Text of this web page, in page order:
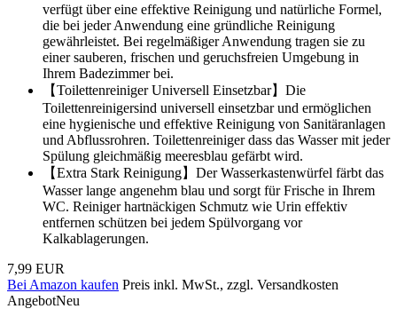
verfügt über eine effektive Reinigung und natürliche Formel,
die bei jeder Anwendung eine gründliche Reinigung
gewährleistet. Bei regelmäßiger Anwendung tragen sie zu
einer sauberen, frischen und geruchsfreien Umgebung in
Ihrem Badezimmer bei.
【Toilettenreiniger Universell Einsetzbar】Die
Toilettenreinigersind universell einsetzbar und ermöglichen
eine hygienische und effektive Reinigung von Sanitäranlagen
und Abflussrohren. Toilettenreiniger dass das Wasser mit jeder
Spülung gleichmäßig meeresblau gefärbt wird.
【Extra Stark Reinigung】Der Wasserkastenwürfel färbt das
Wasser lange angenehm blau und sorgt für Frische in Ihrem
WC. Reiniger hartnäckigen Schmutz wie Urin effektiv
entfernen schützen bei jedem Spülvorgang vor
Kalkablagerungen.
7,99 EUR
Bei Amazon kaufen Preis inkl. MwSt., zzgl. Versandkosten
AngebotNeu